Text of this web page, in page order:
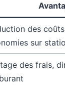
des coûts
sur
des frais,